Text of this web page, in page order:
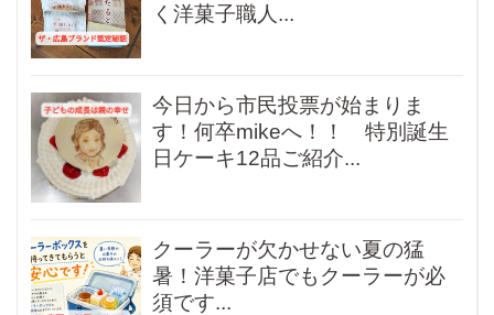
く洋菓子職人...
今日から市民投票が始まりま
す！何卒mikeへ！！ 特別誕生
日ケーキ12品ご紹介...
クーラーが欠かせない夏の猛
暑！洋菓子店でもクーラーが必
須です...